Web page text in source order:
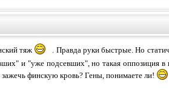
тяж
. Правда руки быстрые. Но
и "уже подсевших", но такая оппозиция в
финскую кровь? Гены, понимаете ли!